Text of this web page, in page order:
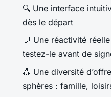
🔍 Une interface
dès le départ
💬 Une réactivité
testez-le avant de
🎪 Une diversité
sphères : famille,